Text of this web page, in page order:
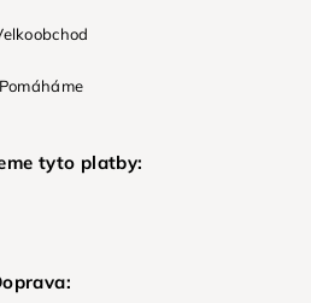
Pomáháme
tyto platby: